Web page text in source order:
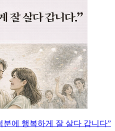
분에 행복하게 잘 살다 갑니다”